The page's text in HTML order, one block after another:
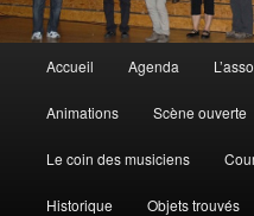
Aller au contenu principal
Aller au contenu secondaire
Accueil Agenda
Animations Scène ouverte
Le coin des musiciens
Historique Objets trouvés